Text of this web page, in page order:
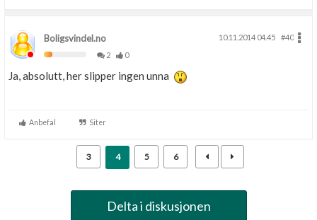
Boligsvindel.no 10.11.2014 04.45
#40
2
0
Ja, absolutt, her slipper ingen unna
Anbefal Siter
3 4 5 6
Delta i diskusjonen